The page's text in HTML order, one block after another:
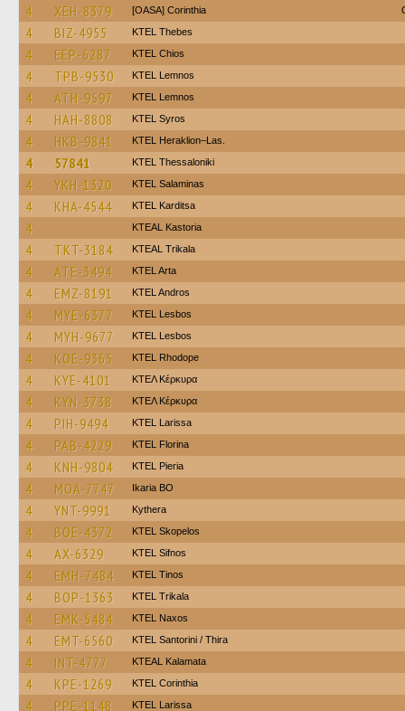
4 XEH-8379 [OASA] Corinthia
4 BIZ-4955 KTEL Thebes
4 EEP-6287 KTEL Chios
4 TPB-9530 KTEL Lemnos
4 ATH-9597 KTEL Lemnos
4 HAH-8808 KTEL Syros
4 HKB-9841 KTEL Heraklion–Las.
4 57841 KTEL Thessaloniki
4 YKH-1320 KTEL Salaminas
4 KHA-4544 ΚΤΕL Karditsa
4 KTEAL Kastoria
4 TKT-3184 KTEAL Trikala
4 ATE-3494 KTEL Arta
4 EMZ-8191 KTEL Andros
4 MYE-6377 KTEL Lesbos
4 MYH-9677 KTEL Lesbos
4 KOE-9365 KTEL Rhodope
4 KYE-4101 ΚΤΕΛ Κέρκυρα
4 KYN-3738 ΚΤΕΛ Κέρκυρα
4 PIH-9494 KTEL Larissa
4 PAB-4229 KTEL Florina
4 KNH-9804 KTEL Pieria
4 MOA-7747 Ikaria BO
4 YNT-9991 Kythera
4 BOE-4372 KTEL Skopelos
4 AX-6329 KTEL Sifnos
4 EMH-7484 KTEL Tinos
4 BOP-1363 ΚΤΕL Τrikala
4 EMK-5484 KTEL Naxos
4 EMT-6560 KTEL Santorini / Thira
4 INT-4777 KTEAL Kalamata
4 KPE-1269 KTEL Corinthia
4 PPE-1148 KTEL Larissa